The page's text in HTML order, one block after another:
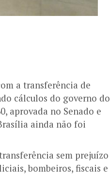
a transferência de
cálculos do governo do
aprovada no Senado e
ainda não foi
sem prejuízo
bombeiros, fiscais e